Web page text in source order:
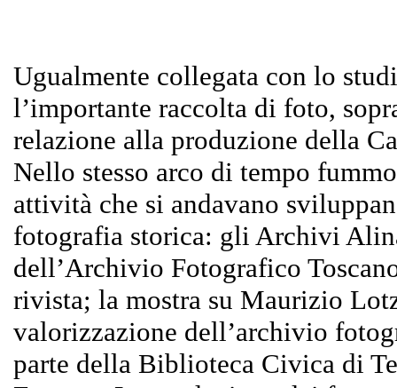
Ugualmente collegata con lo
l’importante raccolta di foto,
relazione alla produzione della
Nello stesso arco di tempo
attività che si andavano
fotografia storica: gli Archivi
dell’Archivio Fotografico
rivista; la mostra su Maurizio
valorizzazione dell’archivio
parte della Biblioteca Civica di